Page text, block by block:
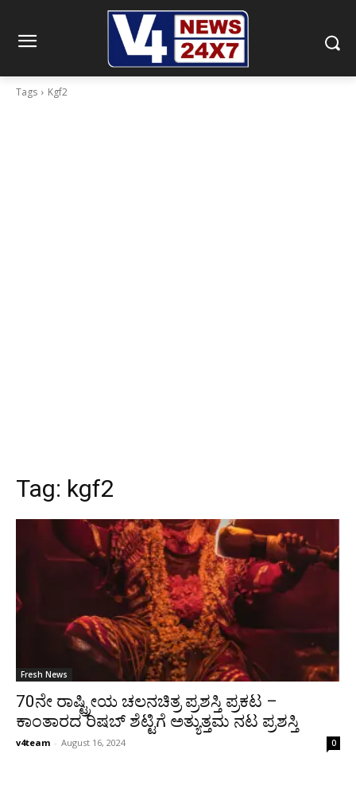
Tags Kgf2
Tag: kgf2
Fresh News
70ನೇ ರಾಷ್ಟ್ರೀಯ ಚಲನಚಿತ್ರ ಪ್ರಶಸ್ತಿ ಪ್ರಕಟ –
ಕಾಂತಾರದ ರಿಷಬ್ ಶೆಟ್ಟಿಗೆ ಅತ್ಯುತ್ತಮ ನಟ ಪ್ರಶಸ್ತಿ
v4team - August 16, 2024 0